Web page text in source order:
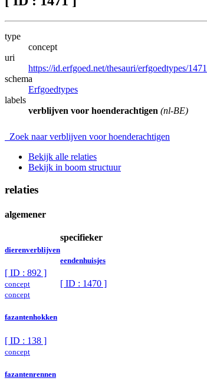
type
concept
uri
https://id.erfgoed.net/thesauri/erfgoedtypes/1471
schema
Erfgoedtypes
labels
verblijven voor hoenderachtigen (nl-BE)
Zoek naar verblijven voor hoenderachtigen
Bekijk alle relaties
Bekijk in boom structuur
relaties
algemener
dierenverblijven
[ ID : 892 ]
concept
specifieker
eendenhuisjes
[ ID : 1470 ]
concept
fazantenhokken
[ ID : 138 ]
concept
fazantenrennen